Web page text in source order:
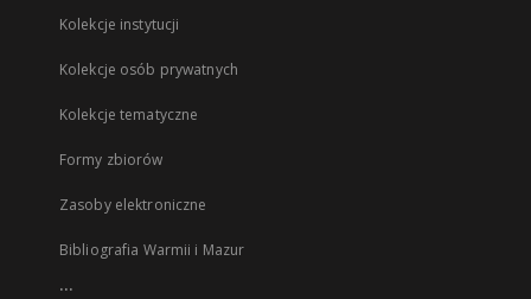
Kolekcje instytucji
Kolekcje osób prywatnych
Kolekcje tematyczne
Formy zbiorów
Zasoby elektroniczne
Bibliografia Warmii i Mazur
...